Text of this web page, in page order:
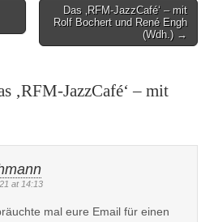
Das ‚RFM-JazzCafé‘ – mit
Rolf Bochert und René Engh
(Wdh.) →
‚RFM-JazzCafé‘ – mit
at 14:13
mal eure Email für einen